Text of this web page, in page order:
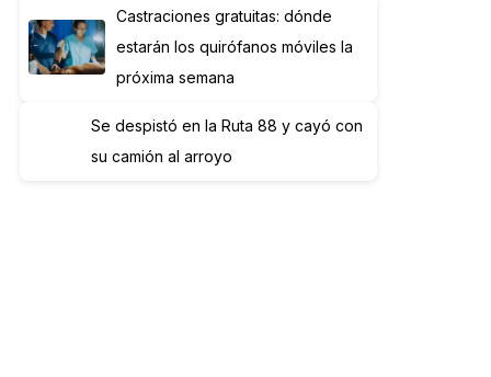
Castraciones gratuitas: dónde
estarán los quirófanos móviles la
próxima semana
Se despistó en la Ruta 88 y cayó con
su camión al arroyo